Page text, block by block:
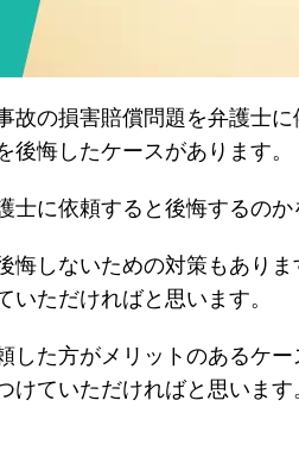
故の損害賠償問題を弁護士
後悔したケースがあります。
士に依頼すると後悔するのか
悔しないための対策もあり
ただければと思います。
した方がメリットのあるケ
ていただければと思います